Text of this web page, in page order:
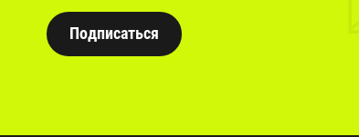
Подписаться